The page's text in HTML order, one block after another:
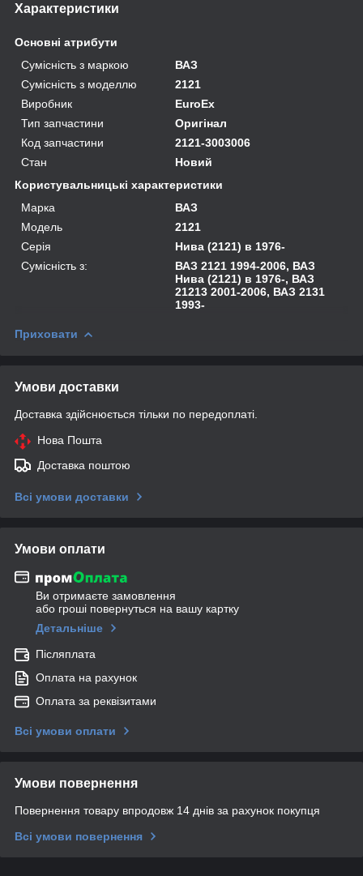
Характеристики
Основні атрибути
Сумісність з маркою
ВАЗ
Сумісність з моделлю
2121
Виробник
EuroEx
Тип запчастини
Оригінал
Код запчастини
2121-3003006
Стан
Новий
Користувальницькі характеристики
Марка
ВАЗ
Модель
2121
Серія
Нива (2121) в 1976-
Сумісність з:
ВАЗ 2121 1994-2006, ВАЗ
Нива (2121) в 1976-, ВАЗ
21213 2001-2006, ВАЗ 2131
1993-
Приховати
Умови доставки
Доставка здійснюється тільки по передоплаті.
Нова Пошта
Доставка поштою
Всі умови доставки
Умови оплати
Ви отримаєте замовлення
або гроші повернуться на вашу картку
Детальніше
Післяплата
Оплата на рахунок
Оплата за реквізитами
Всі умови оплати
Умови повернення
Повернення товару впродовж 14 днів за рахунок покупця
Всі умови повернення